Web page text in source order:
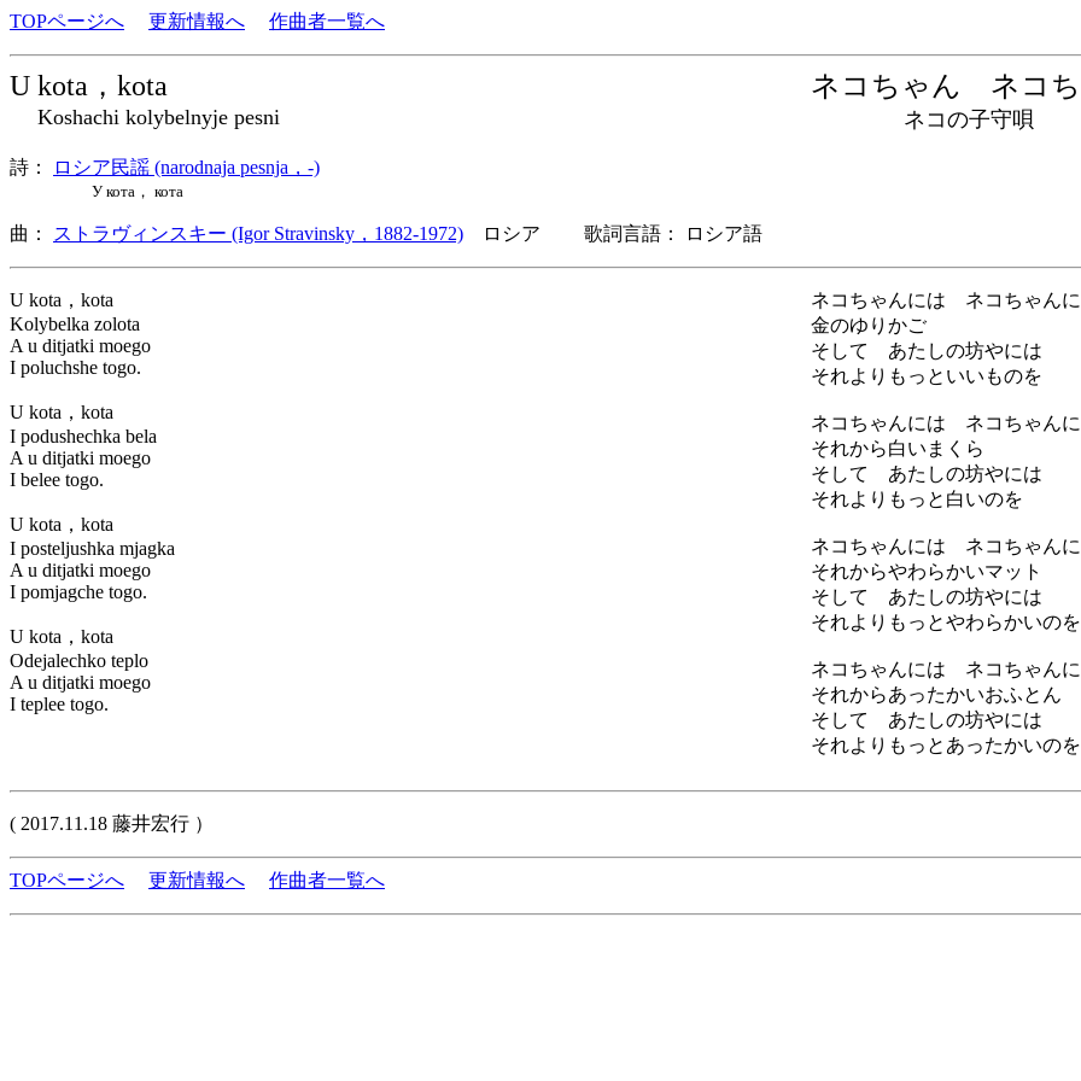
TOPページへ 更新情報へ 作曲者一覧へ
U kota，kota
Koshachi kolybelnyje pesni
ネコちゃん ネコ
ネコの子守唄
詩： ロシア民謡 (narodnaja pesnja，-)
У кота， кота
曲： ストラヴィンスキー (Igor Stravinsky，1882-1972) ロシア 歌詞言語： ロシア語
U kota，kota
Kolybelka zolota
A u ditjatki moego
I poluchshe togo.
U kota，kota
I podushechka bela
A u ditjatki moego
I belee togo.
U kota，kota
I posteljushka mjagka
A u ditjatki moego
I pomjagche togo.
U kota，kota
Odejalechko teplo
A u ditjatki moego
I teplee togo.
ネコちゃんには ネコちゃん
金のゆりかご
そして あたしの坊やには
それよりもっといいものを
ネコちゃんには ネコちゃん
それから白いまくら
そして あたしの坊やには
それよりもっと白いのを
ネコちゃんには ネコちゃん
それからやわらかいマット
そして あたしの坊やには
それよりもっとやわらかいのを
ネコちゃんには ネコちゃん
それからあったかいおふとん
そして あたしの坊やには
それよりもっとあったかいのを
( 2017.11.18 藤井宏行 ）
TOPページへ 更新情報へ 作曲者一覧へ